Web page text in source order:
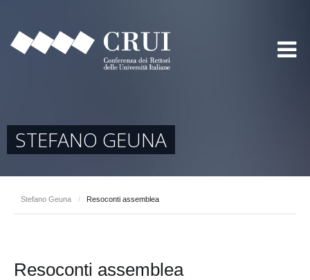
STEFANO GEUNA
Stefano Geuna / Resoconti assemblea
Resoconti assemblea